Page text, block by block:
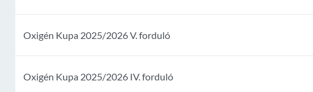
Oxigén Kupa 2025/2026 V. forduló
Oxigén Kupa 2025/2026 IV. forduló